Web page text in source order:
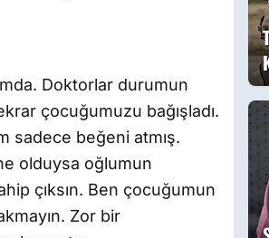
Doktorlar durumun
çocuğumuzu bağışladı.
sadece beğeni atmış.
olduysa oğlumun
çıksın. Ben çocuğumun
Zor bir